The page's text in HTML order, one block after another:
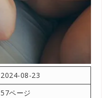
2024-08-23
57ページ